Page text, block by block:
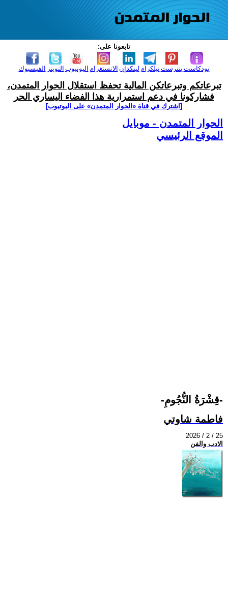
تابعونا على:
الفيسبوك التويتر اليوتيوب الانستغرام لينكدإن تيلكرامبنترست بودكاست
تبرعاتكم وتبرعاتكن المالية تحفظ استقلال الحوار المتمدن،
فشاركونا في دعم استمرارية هذا الفضاء اليساري الحر
[اشترك في قناة ‫«الحوار المتمدن» على اليوتيوب]
الحوار المتمدن - موبايل
الموقع الرئيسي
-قِشْرَةُ النُّجُومِ-
فاطمة شاوتي
2026 / 2 / 25
الادب والفن